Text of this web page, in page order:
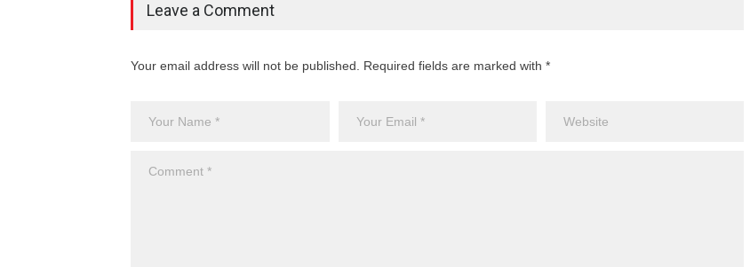
Leave a Comment
Your email address will not be published. Required fields are marked with *